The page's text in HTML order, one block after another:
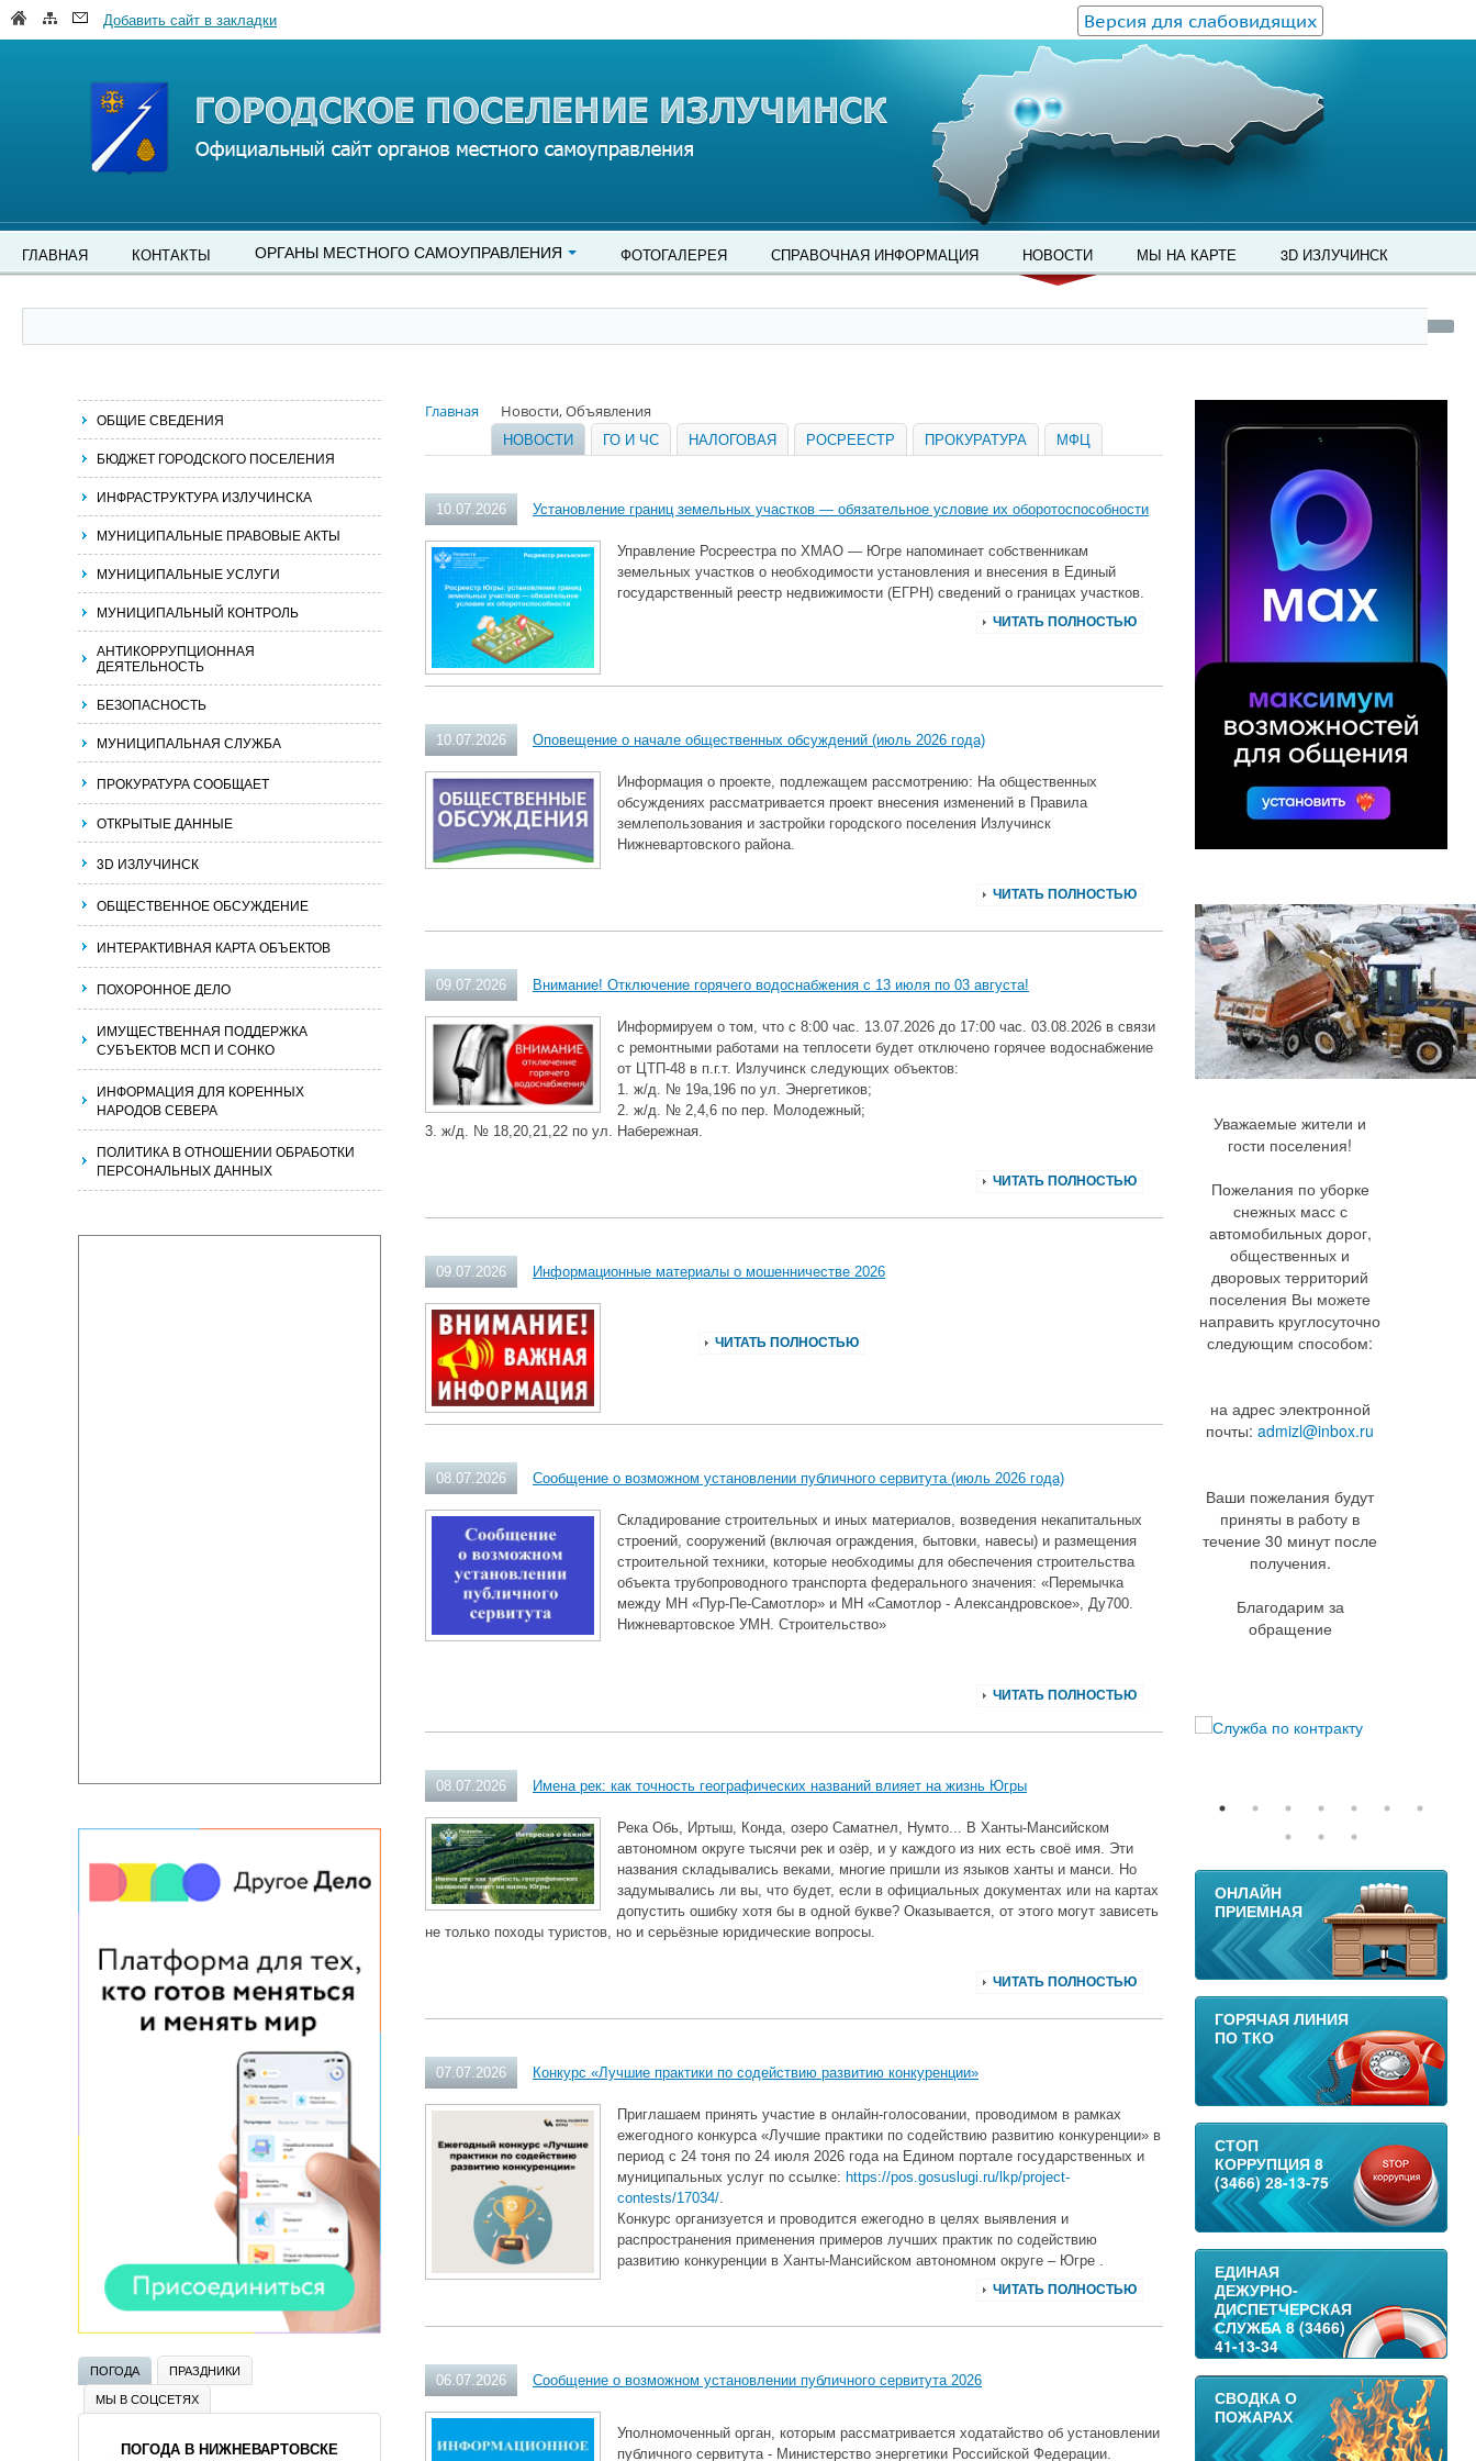
Версия для слабовидящих
Добавить сайт в закладки
ГЛАВНАЯ КОНТАКТЫ ОРГАНЫ МЕСТНОГО САМОУПРАВЛЕНИЯ ФОТОГАЛЕРЕЯ СПРАВОЧНАЯ ИНФОРМАЦИЯ НОВОСТИ МЫ НА КАРТЕ 3D ИЗЛУЧИНСК
Главная Новости, Объявления
НОВОСТИ ГО И ЧС НАЛОГОВАЯ РОСРЕЕСТР ПРОКУРАТУРА МФЦ
10.07.2026 Установление границ земельных участков — обязательное условие их оборотоспособности
Управление Росреестра по ХМАО — Югре напоминает собственникам
земельных участков о необходимости установления и внесения в Единый
государственный реестр недвижимости (ЕГРН) сведений о границах участков.
ЧИТАТЬ ПОЛНОСТЬЮ
10.07.2026 Оповещение о начале общественных обсуждений (июль 2026 года)
Информация о проекте, подлежащем рассмотрению: На общественных
обсуждениях рассматривается проект внесения изменений в Правила
землепользования и застройки городского поселения Излучинск
Нижневартовского района.
ЧИТАТЬ ПОЛНОСТЬЮ
09.07.2026 Внимание! Отключение горячего водоснабжения с 13 июля по 03 августа!
Информируем о том, что с 8:00 час. 13.07.2026 до 17:00 час. 03.08.2026 в связи
с ремонтными работами на теплосети будет отключено горячее водоснабжение
от ЦТП-48 в п.г.т. Излучинск следующих объектов:
1. ж/д. № 19а,196 по ул. Энергетиков;
2. ж/д. № 2,4,6 по пер. Молодежный;
3. ж/д. № 18,20,21,22 по ул. Набережная.
ЧИТАТЬ ПОЛНОСТЬЮ
09.07.2026 Информационные материалы о мошенничестве 2026
ЧИТАТЬ ПОЛНОСТЬЮ
08.07.2026 Сообщение о возможном установлении публичного сервитута (июль 2026 года)
Складирование строительных и иных материалов, возведения некапитальных
строений, сооружений (включая ограждения, бытовки, навесы) и размещения
строительной техники, которые необходимы для обеспечения строительства
объекта трубопроводного транспорта федерального значения: «Перемычка
между МН «Пур-Пе-Самотлор» и МН «Самотлор - Александровское», Ду700.
Нижневартовское УМН. Строительство»
ЧИТАТЬ ПОЛНОСТЬЮ
08.07.2026 Имена рек: как точность географических названий влияет на жизнь Югры
Река Обь, Иртыш, Конда, озеро Саматнел, Нумто... В Ханты-Мансийском
автономном округе тысячи рек и озёр, и у каждого из них есть своё имя. Эти
названия складывались веками, многие пришли из языков ханты и манси. Но
задумывались ли вы, что будет, если в официальных документах или на картах
допустить ошибку хотя бы в одной букве? Оказывается, от этого могут зависеть
не только походы туристов, но и серьёзные юридические вопросы.
ЧИТАТЬ ПОЛНОСТЬЮ
07.07.2026 Конкурс «Лучшие практики по содействию развитию конкуренции»
Приглашаем принять участие в онлайн-голосовании, проводимом в рамках
ежегодного конкурса «Лучшие практики по содействию развитию конкуренции» в
период с 24 тоня по 24 июля 2026 года на Едином портале государственных и
муниципальных услуг по ссылке: https://pos.gosuslugi.ru/lkp/project-
contests/17034/.
Конкурс организуется и проводится ежегодно в целях выявления и
распространения применения примеров лучших практик по содействию
развитию конкуренции в Ханты-Мансийском автономном округе – Югре .
ЧИТАТЬ ПОЛНОСТЬЮ
06.07.2026 Сообщение о возможном установлении публичного сервитута 2026
Уполномоченный орган, которым рассматривается ходатайство об установлении
публичного сервитута - Министерство энергетики Российской Федерации.
ОБЩИЕ СВЕДЕНИЯ
БЮДЖЕТ ГОРОДСКОГО ПОСЕЛЕНИЯ
ИНФРАСТРУКТУРА ИЗЛУЧИНСКА
МУНИЦИПАЛЬНЫЕ ПРАВОВЫЕ АКТЫ
МУНИЦИПАЛЬНЫЕ УСЛУГИ
МУНИЦИПАЛЬНЫЙ КОНТРОЛЬ
АНТИКОРРУПЦИОННАЯ
ДЕЯТЕЛЬНОСТЬ
БЕЗОПАСНОСТЬ
МУНИЦИПАЛЬНАЯ СЛУЖБА
ПРОКУРАТУРА СООБЩАЕТ
ОТКРЫТЫЕ ДАННЫЕ
3D ИЗЛУЧИНСК
ОБЩЕСТВЕННОЕ ОБСУЖДЕНИЕ
ИНТЕРАКТИВНАЯ КАРТА ОБЪЕКТОВ
ПОХОРОННОЕ ДЕЛО
ИМУЩЕСТВЕННАЯ ПОДДЕРЖКА
СУБЪЕКТОВ МСП И СОНКО
ИНФОРМАЦИЯ ДЛЯ КОРЕННЫХ
НАРОДОВ СЕВЕРА
ПОЛИТИКА В ОТНОШЕНИИ ОБРАБОТКИ
ПЕРСОНАЛЬНЫХ ДАННЫХ
ПОГОДА
ПРАЗДНИКИ
МЫ В СОЦСЕТЯХ
ПОГОДА В НИЖНЕВАРТОВСКЕ
Уважаемые жители и
гости поселения!
Пожелания по уборке
снежных масс с
автомобильных дорог,
общественных и
дворовых территорий
поселения Вы можете
направить круглосуточно
следующим способом:
на адрес электронной
почты:admizl@inbox.ru
Ваши пожелания будут
приняты в работу в
течение 30 минут после
получения.
Благодарим за
обращение
11
ОНЛАЙН
ПРИЕМНАЯ
ГОРЯЧАЯ ЛИНИЯ
ПО ТКО
СТОП
КОРРУПЦИЯ 8
(3466) 28-13-75
ЕДИНАЯ
ДЕЖУРНО-
ДИСПЕТЧЕРСКАЯ
СЛУЖБА 8 (3466)
41-13-34
СВОДКА О
ПОЖАРАХ